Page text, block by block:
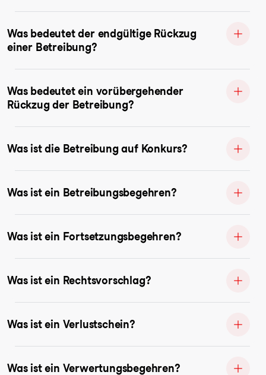
Was bedeutet der endgültige Rückzug
einer Betreibung?
Was bedeutet ein vorübergehender
Rückzug der Betreibung?
Was ist die Betreibung auf Konkurs?
Was ist ein Betreibungsbegehren?
Was ist ein Fortsetzungsbegehren?
Was ist ein Rechtsvorschlag?
Was ist ein Verlustschein?
Was ist ein Verwertungsbegehren?